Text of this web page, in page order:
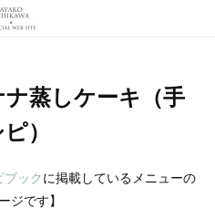
蒸しケーキ（手
）
ックに掲載しているメニューの
ジです】